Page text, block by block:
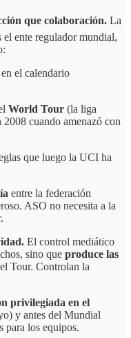
que colaboración. La
el ente regulador mundial,
en el calendario
World Tour (la liga
cuando amenazó con
que luego la UCI ha
entre la federación
ASO no necesita a la
El control mediático
sino que produce las
Tour. Controlan la
privilegiada en el
y antes del Mundial
para los equipos.